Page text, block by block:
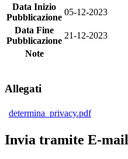
Data Inizio
Pubblicazione
05-12-2023
Data Fine
Pubblicazione
21-12-2023
Note
Allegati
determina_privacy.pdf
Invia tramite E-mail